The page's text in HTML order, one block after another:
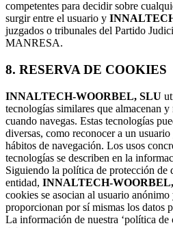
competentes para decidir sobre
surgir entre el usuario y
juzgados o tribunales del Partido
MANRESA.
8. RESERVA DE COOKIES
INNALTECH-WOORBEL, SLU
tecnologías similares que almacenan
cuando navegas. Estas tecnologías
diversas, como reconocer a un
hábitos de navegación. Los usos
tecnologías se describen en la
Siguiendo la política de protección de
entidad, INNALTECH-
cookies se asocian al usuario
proporcionan por sí mismas los datos
La información de nuestra ‘política de